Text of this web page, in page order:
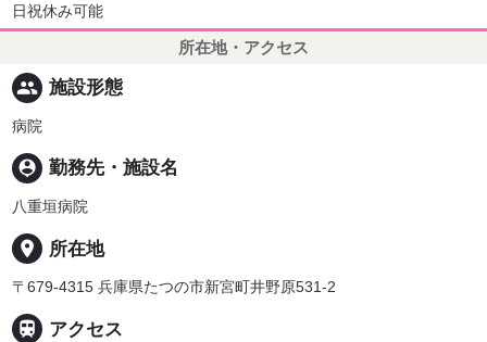
日祝休み可能
所在地・アクセス
people 施設形態
病院
person_pin 勤務先・施設名
八重垣病院
place 所在地
〒679-4315 兵庫県たつの市新宮町井野原531-2
 アクセス